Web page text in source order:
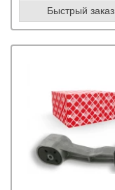
Быстрый заказ